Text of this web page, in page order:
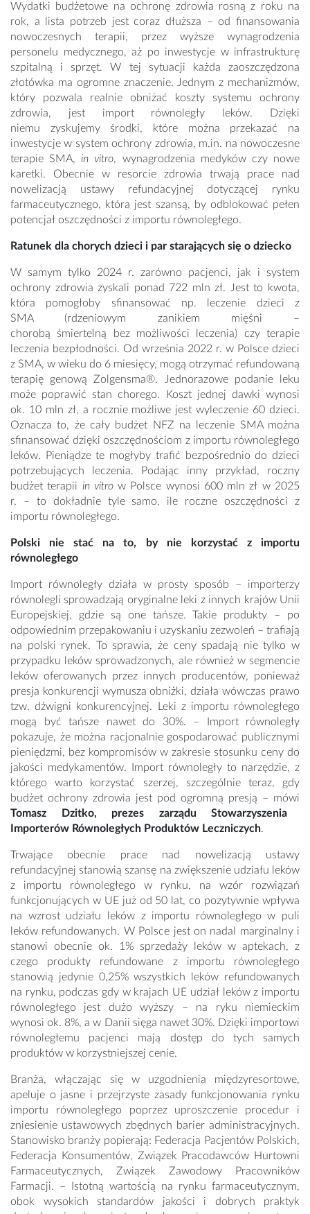
Wydatki budżetowe na ochronę zdrowia rosną z roku na
rok, a lista potrzeb jest coraz dłuższa – od finansowania
nowoczesnych terapii, przez wyższe wynagrodzenia
personelu medycznego, aż po inwestycje w infrastrukturę
szpitalną i sprzęt. W tej sytuacji każda zaoszczędzona
złotówka ma ogromne znaczenie. Jednym z mechanizmów,
który pozwala realnie obniżać koszty systemu ochrony
zdrowia, jest import równoległy leków. Dzięki
niemu zyskujemy środki, które można przekazać na
inwestycje w system ochrony zdrowia, m.in. na nowoczesne
terapie SMA, in vitro, wynagrodzenia medyków czy nowe
karetki. Obecnie w resorcie zdrowia trwają prace nad
nowelizacją ustawy refundacyjnej dotyczącej rynku
farmaceutycznego, która jest szansą, by odblokować pełen
potencjał oszczędności z importu równoległego.
Ratunek dla chorych dzieci i par starających się o dziecko
W samym tylko 2024 r. zarówno pacjenci, jak i system
ochrony zdrowia zyskali ponad 722 mln zł. Jest to kwota,
która pomogłoby sfinansować np. leczenie dzieci z
SMA (rdzeniowym zanikiem mięśni –
chorobą śmiertelną bez możliwości leczenia) czy terapie
leczenia bezpłodności. Od września 2022 r. w Polsce dzieci
z SMA, w wieku do 6 miesięcy, mogą otrzymać refundowaną
terapię genową Zolgensma®. Jednorazowe podanie leku
może poprawić stan chorego. Koszt jednej dawki wynosi
ok. 10 mln zł, a rocznie możliwe jest wyleczenie 60 dzieci.
Oznacza to, że cały budżet NFZ na leczenie SMA można
sfinansować dzięki oszczędnościom z importu równoległego
leków. Pieniądze te mogłyby trafić bezpośrednio do dzieci
potrzebujących leczenia. Podając inny przykład, roczny
budżet terapii in vitrow Polsce wynosi 600 mln zł w 2025
r. – to dokładnie tyle samo, ile roczne oszczędności z
importu równoległego.
Polski nie stać na to, by nie korzystać z importu
równoległego
Import równoległy działa w prosty sposób – importerzy
równolegli sprowadzają oryginalne leki z innych krajów Unii
Europejskiej, gdzie są one tańsze. Takie produkty – po
odpowiednim przepakowaniu i uzyskaniu zezwoleń – trafiają
na polski rynek. To sprawia, że ceny spadają nie tylko w
przypadku leków sprowadzonych, ale również w segmencie
leków oferowanych przez innych producentów, ponieważ
presja konkurencji wymusza obniżki, działa wówczas prawo
tzw. dźwigni konkurencyjnej. Leki z importu równoległego
mogą być tańsze nawet do 30%. – Import równoległy
pokazuje, że można racjonalnie gospodarować publicznymi
pieniędzmi, bez kompromisów w zakresie stosunku ceny do
jakości medykamentów. Import równoległy to narzędzie, z
którego warto korzystać szerzej, szczególnie teraz, gdy
budżet ochrony zdrowia jest pod ogromną presją – mówi
Tomasz Dzitko, prezes zarządu Stowarzyszenia
Importerów Równoległych Produktów Leczniczych.
Trwające obecnie prace nad nowelizacją ustawy
refundacyjnej stanowią szansę na zwiększenie udziału leków
z importu równoległego w rynku, na wzór rozwiązań
funkcjonujących w UE już od 50 lat, co pozytywnie wpływa
na wzrost udziału leków z importu równoległego w puli
leków refundowanych. W Polsce jest on nadal marginalny i
stanowi obecnie ok. 1% sprzedaży leków w aptekach, z
czego produkty refundowane z importu równoległego
stanowią jedynie 0,25% wszystkich leków refundowanych
na rynku, podczas gdy w krajach UE udział leków z importu
równoległego jest dużo wyższy – na ryku niemieckim
wynosi ok. 8%, a w Danii sięga nawet 30%. Dzięki importowi
równoległemu pacjenci mają dostęp do tych samych
produktów w korzystniejszej cenie.
Branża, włączając się w uzgodnienia międzyresortowe,
apeluje o jasne i przejrzyste zasady funkcjonowania rynku
importu równoległego poprzez uproszczenie procedur i
zniesienie ustawowych zbędnych barier administracyjnych.
Stanowisko branży popierają: Federacja Pacjentów Polskich,
Federacja Konsumentów, Związek Pracodawców Hurtowni
Farmaceutycznych, Związek Zawodowy Pracowników
Farmacji. – Istotną wartością na rynku farmaceutycznym,
obok wysokich standardów jakości i dobrych praktyk